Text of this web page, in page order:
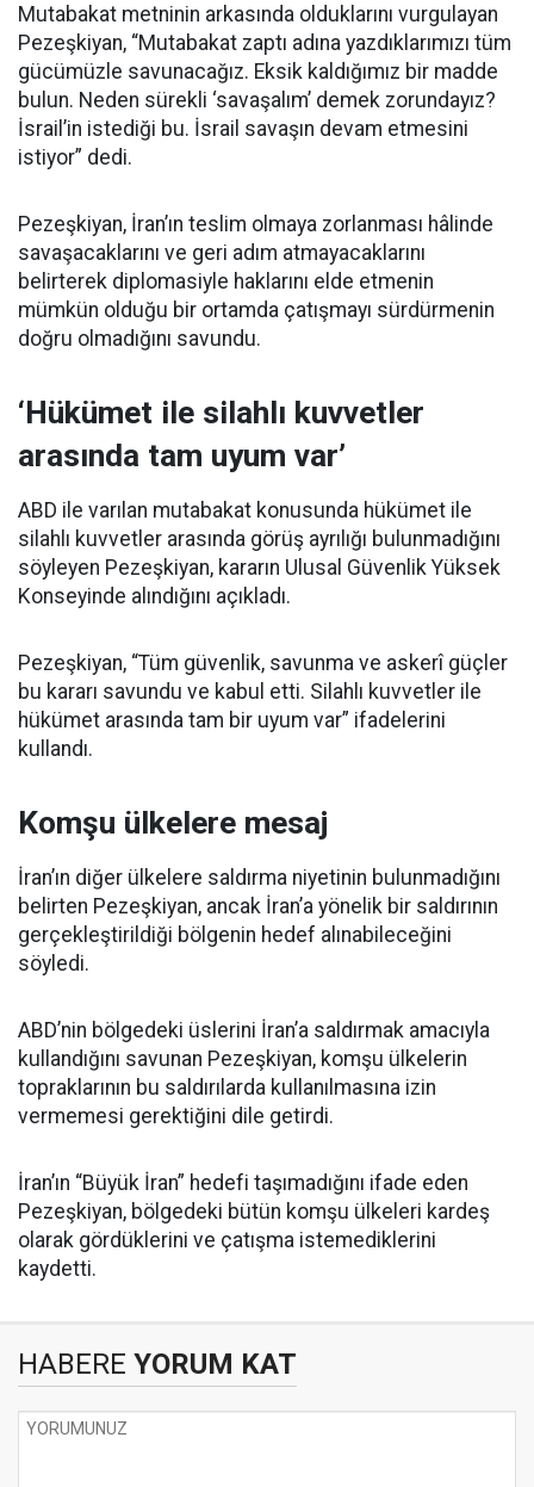
Mutabakat metninin arkasında olduklarını vurgulayan
Pezeşkiyan, “Mutabakat zaptı adına yazdıklarımızı tüm
gücümüzle savunacağız. Eksik kaldığımız bir madde
bulun. Neden sürekli ‘savaşalım’ demek zorundayız?
İsrail’in istediği bu. İsrail savaşın devam etmesini
istiyor” dedi.
Pezeşkiyan, İran’ın teslim olmaya zorlanması hâlinde
savaşacaklarını ve geri adım atmayacaklarını
belirterek diplomasiyle haklarını elde etmenin
mümkün olduğu bir ortamda çatışmayı sürdürmenin
doğru olmadığını savundu.
‘Hükümet ile silahlı kuvvetler
arasında tam uyum var’
ABD ile varılan mutabakat konusunda hükümet ile
silahlı kuvvetler arasında görüş ayrılığı bulunmadığını
söyleyen Pezeşkiyan, kararın Ulusal Güvenlik Yüksek
Konseyinde alındığını açıkladı.
Pezeşkiyan, “Tüm güvenlik, savunma ve askerî güçler
bu kararı savundu ve kabul etti. Silahlı kuvvetler ile
hükümet arasında tam bir uyum var” ifadelerini
kullandı.
Komşu ülkelere mesaj
İran’ın diğer ülkelere saldırma niyetinin bulunmadığını
belirten Pezeşkiyan, ancak İran’a yönelik bir saldırının
gerçekleştirildiği bölgenin hedef alınabileceğini
söyledi.
ABD’nin bölgedeki üslerini İran’a saldırmak amacıyla
kullandığını savunan Pezeşkiyan, komşu ülkelerin
topraklarının bu saldırılarda kullanılmasına izin
vermemesi gerektiğini dile getirdi.
İran’ın “Büyük İran” hedefi taşımadığını ifade eden
Pezeşkiyan, bölgedeki bütün komşu ülkeleri kardeş
olarak gördüklerini ve çatışma istemediklerini
kaydetti.
HABERE YORUM KAT